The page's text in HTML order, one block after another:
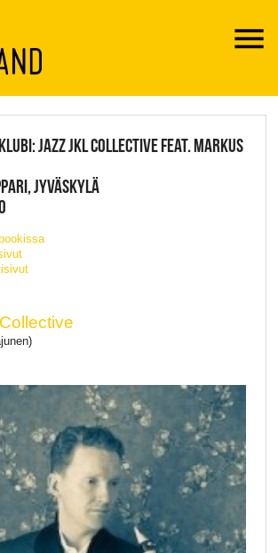
LIVE
JAZZ JKL COLLECTIVE FEAT. MARKUS
JYVÄSKYLÄ